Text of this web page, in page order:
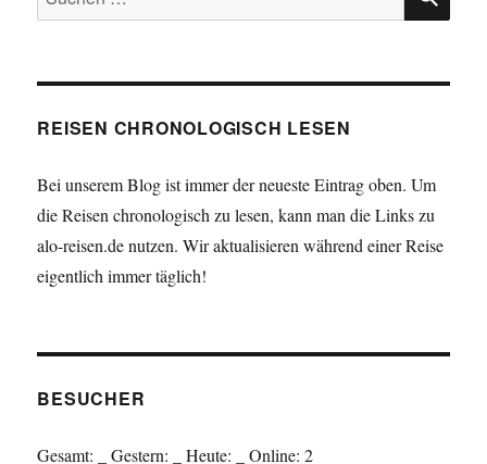
nach:
REISEN CHRONOLOGISCH LESEN
Bei unserem Blog ist immer der neueste Eintrag oben. Um
die Reisen chronologisch zu lesen, kann man die Links zu
alo-reisen.de nutzen. Wir aktualisieren während einer Reise
eigentlich immer täglich!
BESUCHER
Gesamt: Gestern: Heute: Online: 2